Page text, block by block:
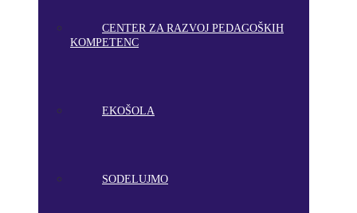
CENTER ZA RAZVOJ PEDAGOŠKIH
KOMPETENC
EKOŠOLA
SODELUJMO